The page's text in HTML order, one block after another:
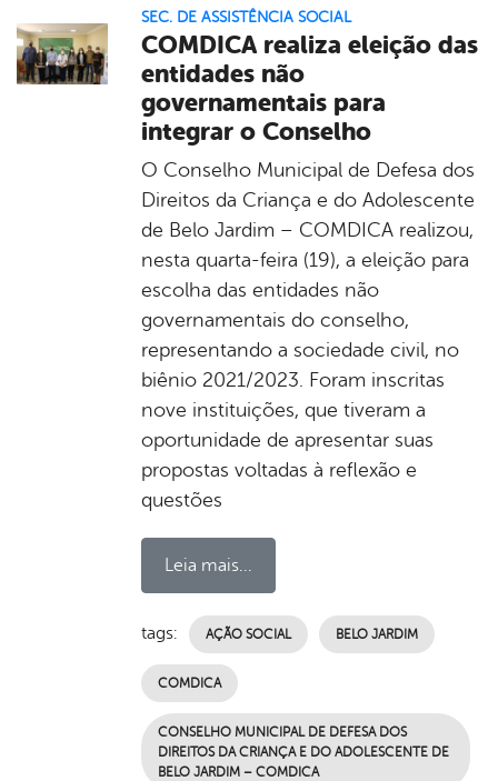
SEC. DE ASSISTÊNCIA SOCIAL
COMDICA realiza eleição das
entidades não
governamentais para
integrar o Conselho
O Conselho Municipal de Defesa dos
Direitos da Criança e do Adolescente
de Belo Jardim – COMDICA realizou,
nesta quarta-feira (19), a eleição para
escolha das entidades não
governamentais do conselho,
representando a sociedade civil, no
biênio 2021/2023. Foram inscritas
nove instituições, que tiveram a
oportunidade de apresentar suas
propostas voltadas à reflexão e
questões
Leia mais...
tags: AÇÃO SOCIAL BELO JARDIM
COMDICA
CONSELHO MUNICIPAL DE DEFESA DOS
DIREITOS DA CRIANÇA E DO ADOLESCENTE DE
BELO JARDIM – COMDICA